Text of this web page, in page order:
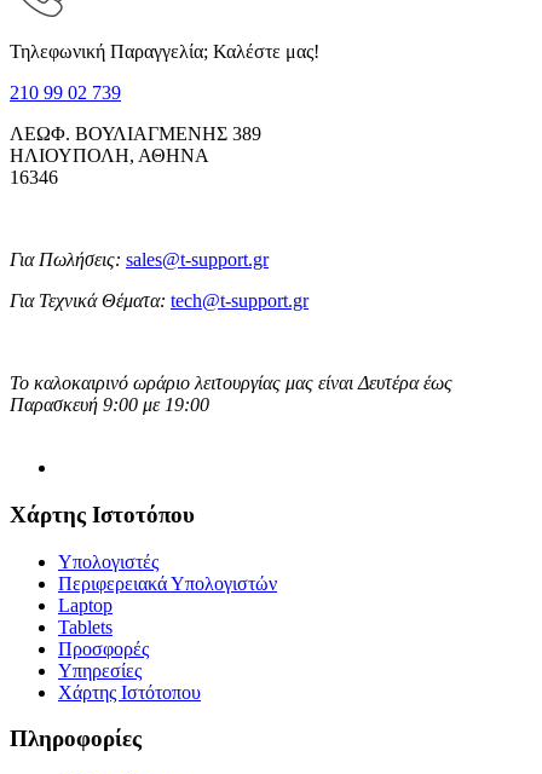
Τηλεφωνική Παραγγελία; Καλέστε μας!
210 99 02 739
ΛΕΩΦ. ΒΟΥΛΙΑΓΜΕΝΗΣ 389
ΗΛΙΟΥΠΟΛΗ, ΑΘΗΝΑ
16346
Για Πωλήσεις: sales@t-support.gr
Για Τεχνικά Θέματα: tech@t-support.gr
Το καλοκαιρινό ωράριο λειτουργίας μας είναι Δευτέρα έως
Παρασκευή 9:00 με 19:00
Χάρτης Ιστοτόπου
Υπολογιστές
Περιφερειακά Υπολογιστών
Laptop
Tablets
Προσφορές
Υπηρεσίες
Χάρτης Ιστότοπου
Πληροφορίες